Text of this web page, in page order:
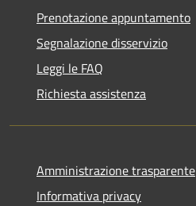
Prenotazione appuntamento
Segnalazione disservizio
Leggi le FAQ
Richiesta assistenza
Amministrazione trasparente
Informativa privacy